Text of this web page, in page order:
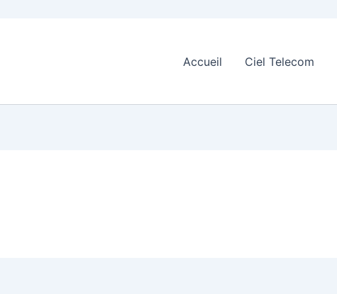
Accueil Ciel Telecom